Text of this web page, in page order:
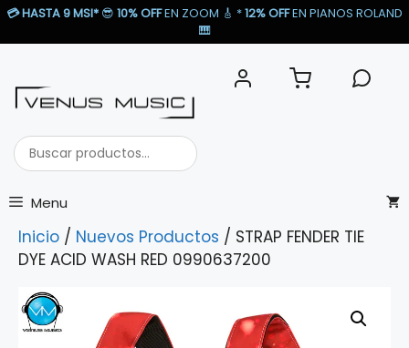
Saltar
💳HASTA 9 MSI* 😎 10% OFFEN ZOOM 🎸​ *12% OFFEN PIANOS ROLAND
🎹​
Buscar
productos...
Menu
Inicio / Nuevos Productos / STRAP FENDER TIE
DYE ACID WASH RED 0990637200